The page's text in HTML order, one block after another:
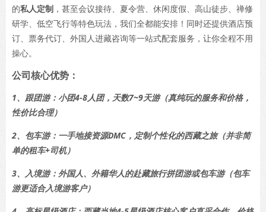
的私人定制 ，甚至会议接待、夏令营、休闲度假、高山徒步、禅修
研学、低空飞行等特色玩法，我们全都能安排！同时还提供酒店预
订、票务代订、外国人进藏咨询等一站式配套服务，让你全程不用
操心。
公司核心优势：
1、跟团游：小团4-8人团，天数7~9天游（真纯玩的服务和价格，
性价比合理）
2、包车游：一手地接资源DMC，定制个性化的西藏之旅（并非简
单的租车+司机）
3、入境游：外国人、外籍华人的赴藏旅行拼团游或包车游（包车
游更适合入境游客户）